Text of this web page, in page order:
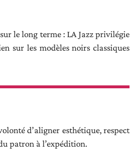
le long terme : LA Jazz privilégie
sur les modèles noirs classiques
d’aligner esthétique, respect
patron à l’expédition.